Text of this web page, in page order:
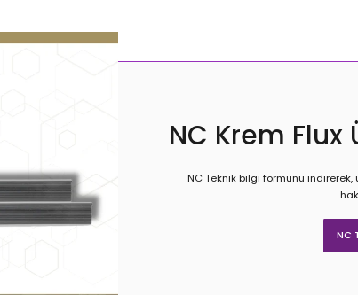
NC Krem Flux
NC Teknik bilgi formunu indirerek,
NC